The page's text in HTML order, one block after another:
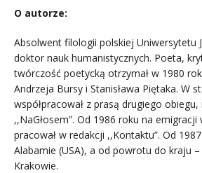
O autorze:
Absolwent filologii polskiej Uniwersytetu
doktor nauk humanistycznych. Poeta,
twórczość poetycką otrzymał w 1980
Andrzeja Bursy i Stanisława Piętaka. W
współpracował z prasą drugiego obiegu,
,,NaGłosem”. Od 1986 roku na emigracji
pracował w redakcji ,,Kontaktu”. Od
Alabamie (USA), a od powrotu do kraju
Krakowie.